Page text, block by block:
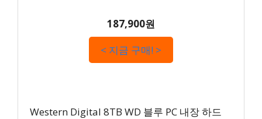
187,900원
< 지금 구매! >
Western Digital 8TB WD 블루 PC 내장 하드